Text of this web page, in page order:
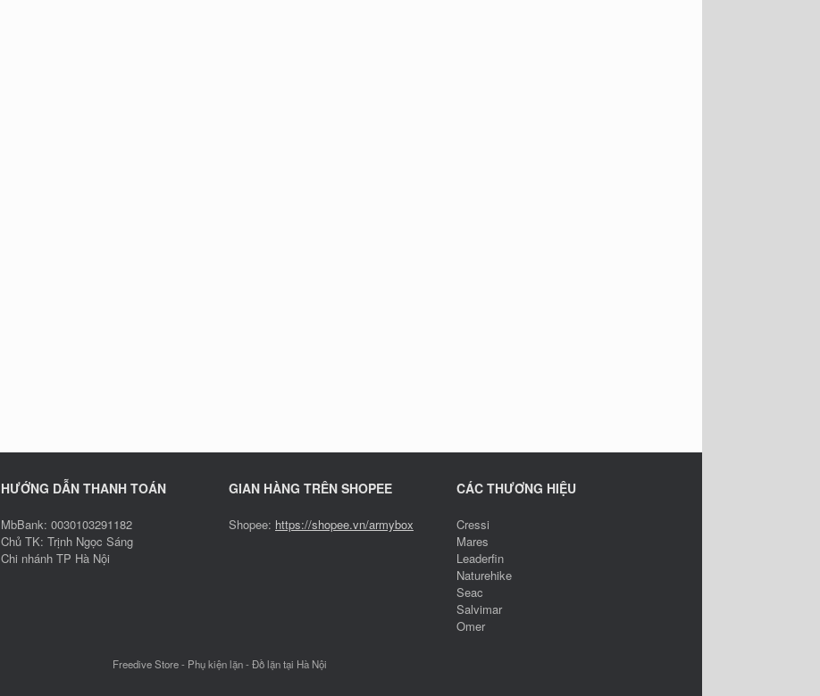
HƯỚNG DẪN THANH TOÁN
MbBank: 0030103291182
Chủ TK: Trịnh Ngọc Sáng
Chi nhánh TP Hà Nội
GIAN HÀNG TRÊN SHOPEE
Shopee: https://shopee.vn/armybox
CÁC THƯƠNG HIỆU
Cressi
Mares
Leaderfin
Naturehike
Seac
Salvimar
Omer
Freedive Store - Phụ kiện lặn - Đồ lặn tại Hà Nội